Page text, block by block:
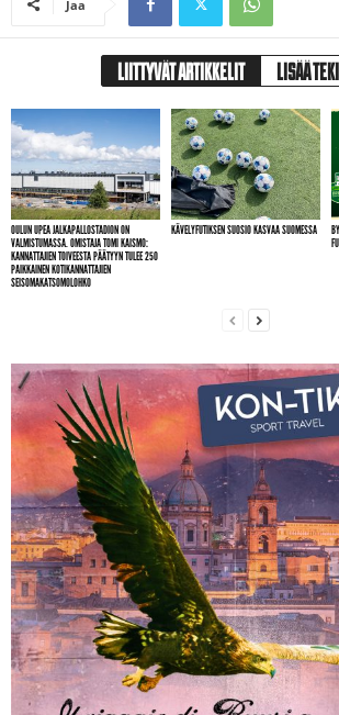
Jaa
LIITTYVÄT ARTIKKELIT LISÄÄ
OULUN UPEA JALKAPALLOSTADION ON
VALMISTUMASSA. OMISTAJA TOMI KAISMO:
KANNATTAJIEN TOIVEESTA PÄÄTYYN TULEE 250
PAIKKAINEN KOTIKANNATTAJIEN
SEISOMAKATSOMOLOHKO
KÄVELYFUTIKSEN SUOSIO KASVAA SUOMESSA